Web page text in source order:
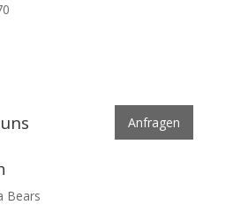
Anfragen
Bears